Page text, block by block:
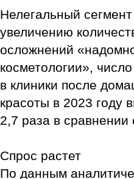
Нелегальный сегмент
увеличению
осложнений
косметологии»,
в клиники после
красоты в 2023 году
2,7 раза в сравнении
Спрос растет
По данным